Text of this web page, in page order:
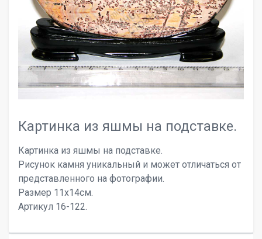
Картинка из яшмы на подставке.
Картинка из яшмы на подставке.
Рисунок камня уникальный и может отличаться от
представленного на фотографии.
Размер 11х14см.
Артикул 16-122.